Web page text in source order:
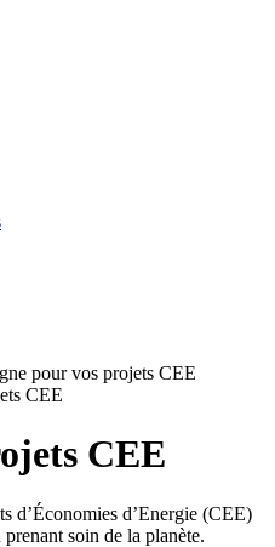
CEE
CEE
d’Économies d’Energie (CEE)
soin de la planète.